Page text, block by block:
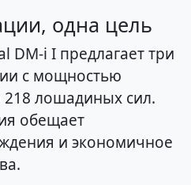
одна цель
DM-i I предлагает три
с мощностью
218 лошадиных сил.
обещает
и экономичное